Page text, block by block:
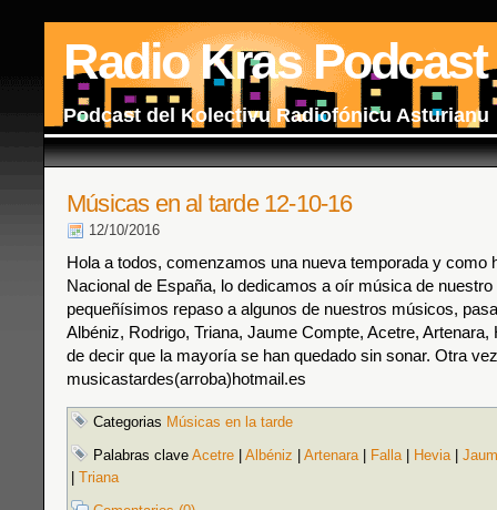
Radio Kras Podcast
Podcast del Kolectivu Radiofónicu Asturianu
Músicas en al tarde 12-10-16
12/10/2016
Hola a todos, comenzamos una nueva temporada y como
Nacional de España, lo dedicamos a oír música de
pequeñísimos repaso a algunos de nuestros músicos,
Albéniz, Rodrigo, Triana, Jaume Compte, Acetre,
de decir que la mayoría se han quedado sin sonar. Otra
musicastardes(arroba)hotmail.es
Categorias Músicas en la tarde
Palabras clave Acetre Albéniz Artenara| Falla| Hevia|
Triana